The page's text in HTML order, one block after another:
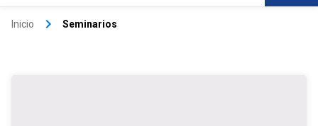
Inicio keyboard_arrow_right Seminarios